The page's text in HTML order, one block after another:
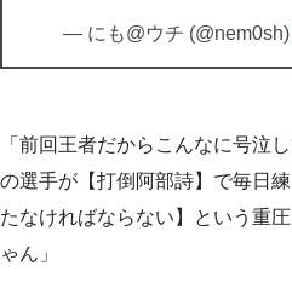
— にも@ウチ (@nem0sh)
「前回王者だからこんなに号泣
の選手が【打倒阿部詩】で毎日
たなければならない】という重
ゃん」